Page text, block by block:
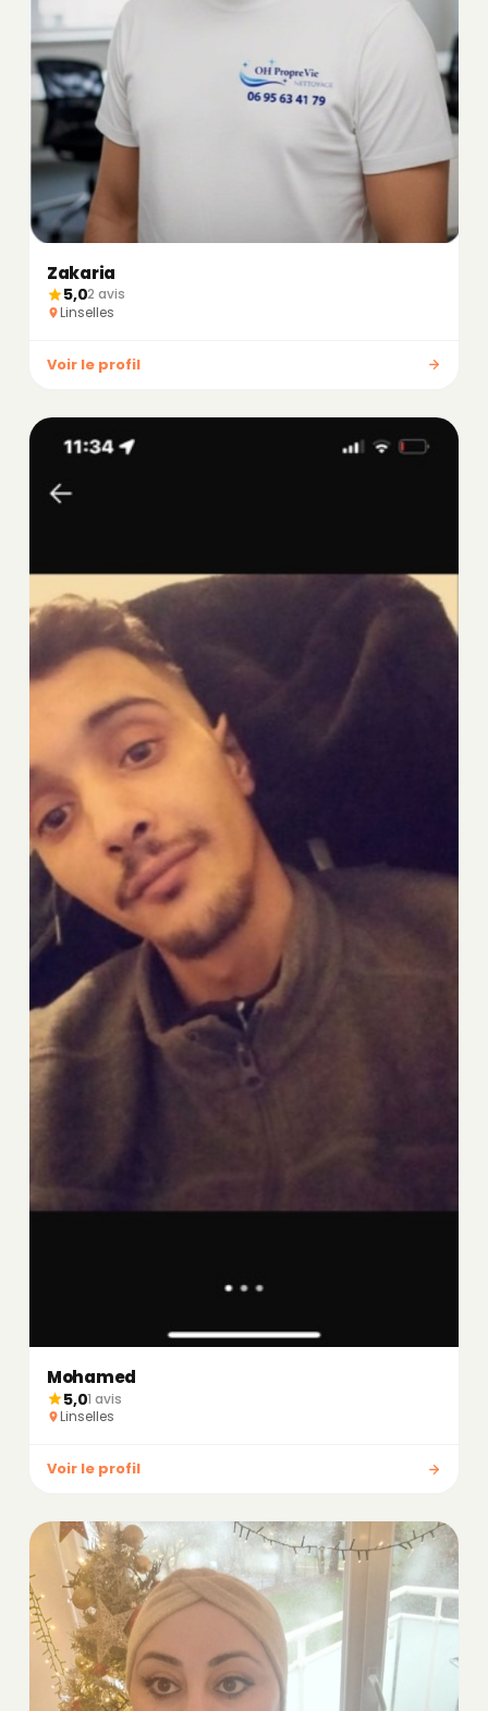
Zakaria
5,02 avis
Linselles
Voir le profil
Mohamed
5,01 avis
Linselles
Voir le profil